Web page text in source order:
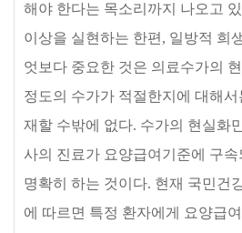
해야 한다는 목소리까지 나오고
이상을 실현하는 한편 , 일방적 희
엇보다 중요한 것은 의료수가의
정도의 수가가 적절한지에 대해
재할 수밖에 없다. 수가의 현실화
사의 진료가 요양급여기준에 구
명확히 하는 것이다. 현재 국민건
에 따르면 특정 환자에게 요양급